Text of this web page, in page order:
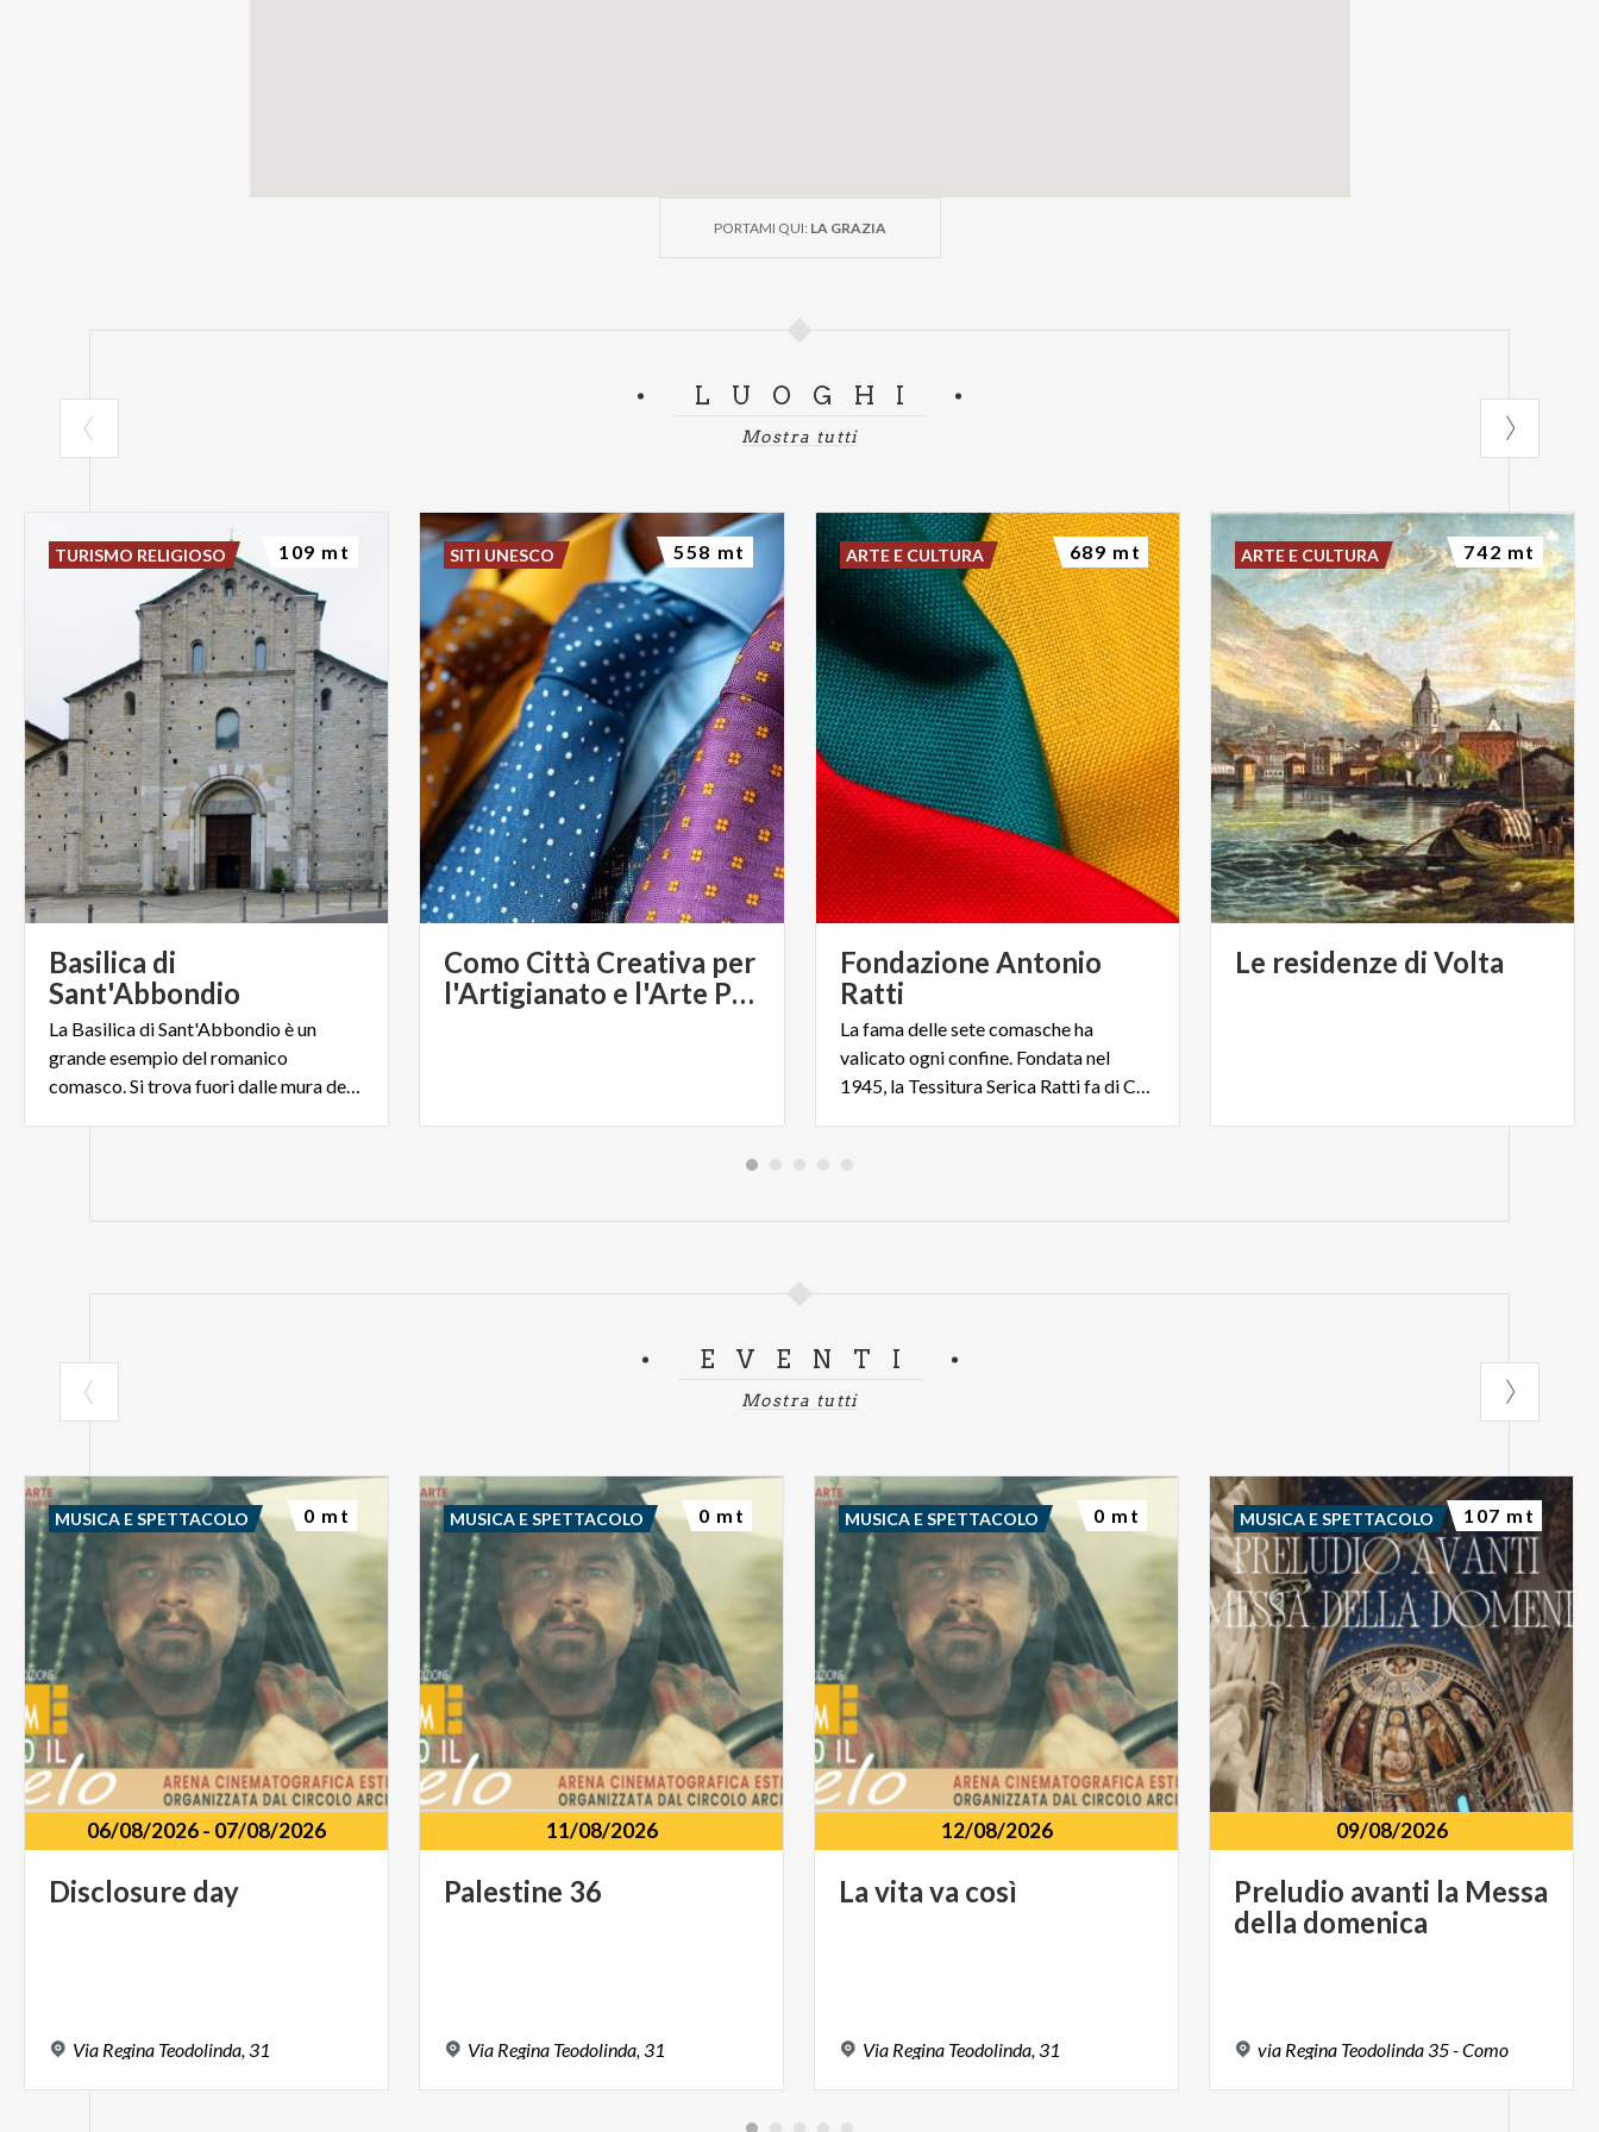
PORTAMI QUI: LA GRAZIA
LUOGHI
Mostra tutti
Basilica di
Sant'Abbondio
La Basilica di Sant'Abbondio è un
grande esempio del romanico
comasco. Si trova fuori dalle mura della città, sul lato di Monte Croce
TURISMO RELIGIOSO 109 mt
Como Città Creativa per
l'Artigianato e l'Arte Popolare
SITI UNESCO 558 mt
Fondazione Antonio
Ratti
La fama delle sete comasche ha
valicato ogni confine. Fondata nel
1945, la Tessitura Serica Ratti fa di Como la Città della Seta
ARTE E CULTURA 689 mt
Le residenze di Volta
ARTE E CULTURA 742 mt
EVENTI
Mostra tutti
06/08/2026- 07/08/2026
Disclosure day
Via Regina Teodolinda,31
MUSICA E SPETTACOLO 0 mt
11/08/2026
Palestine 36
Via Regina Teodolinda,31
MUSICA E SPETTACOLO 0 mt
12/08/2026
La vita va così
Via Regina Teodolinda,31
MUSICA E SPETTACOLO 0 mt
09/08/2026
Preludio avanti la Messa
della domenica
via Regina Teodolinda35-Como
MUSICA E SPETTACOLO 107 mt